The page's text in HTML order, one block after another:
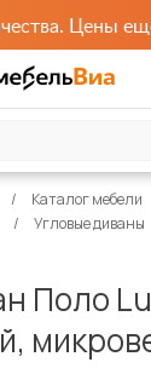
Цены
Каталог мебели
Угловые диваны
Поло